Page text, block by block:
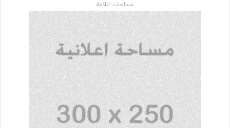
مساحات اعلانية